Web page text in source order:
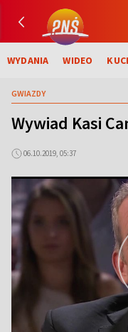
WYDANIA WIDEO
GWIAZDY
Wywiad Kasi
06.10.2019, 05:37